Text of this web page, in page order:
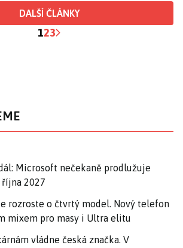
DALŠÍ ČLÁNKY
123
Microsoft nečekaně prodlužuje
2027
rozroste o čtvrtý model. Nový telefon
mixem pro masy i Ultra elitu
vládne česká značka. V